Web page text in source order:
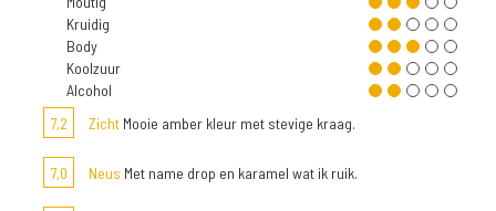
Kruidig
Body
Koolzuur
Alcohol
7,2
Zicht Mooie amber kleur met stevige kraag.
7,0 Neus Met name drop en karamel wat ik ruik.